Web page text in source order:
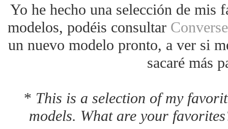
Yo he hecho una selección de mis
modelos, podéis consultar
un nuevo modelo pronto, a ver si
sacaré más
* This is a selection of my
models. What are your